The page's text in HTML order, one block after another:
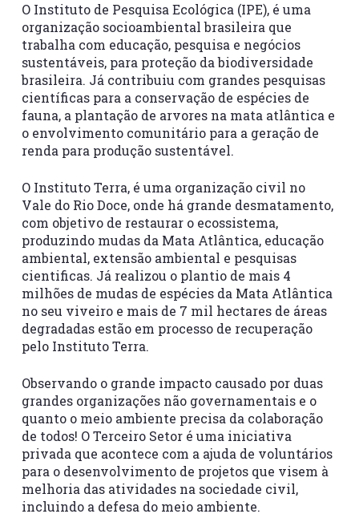
O Instituto de Pesquisa Ecológica (IPE), é uma
organização socioambiental brasileira que
trabalha com educação, pesquisa e negócios
sustentáveis, para proteção da biodiversidade
brasileira. Já contribuiu com grandes pesquisas
científicas para a conservação de espécies de
fauna, a plantação de arvores na mata atlântica e
o envolvimento comunitário para a geração de
renda para produção sustentável.
O Instituto Terra, é uma organização civil no
Vale do Rio Doce, onde há grande desmatamento,
com objetivo de restaurar o ecossistema,
produzindo mudas da Mata Atlântica, educação
ambiental, extensão ambiental e pesquisas
cientificas. Já realizou o plantio de mais 4
milhões de mudas de espécies da Mata Atlântica
no seu viveiro e mais de 7 mil hectares de áreas
degradadas estão em processo de recuperação
pelo Instituto Terra.
Observando o grande impacto causado por duas
grandes organizações não governamentais e o
quanto o meio ambiente precisa da colaboração
de todos! O Terceiro Setor é uma iniciativa
privada que acontece com a ajuda de voluntários
para o desenvolvimento de projetos que visem à
melhoria das atividades na sociedade civil,
incluindo a defesa do meio ambiente.